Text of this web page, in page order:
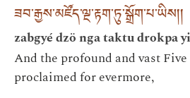
ཟབ་རྒྱས་མཛོད་ལྔ་རྟག་ཏུ་སྒྲོག་པ་ཡིས། །
zabgyé dzö nga taktu drokpa yi
And the profound and vast
proclaimed for evermore,